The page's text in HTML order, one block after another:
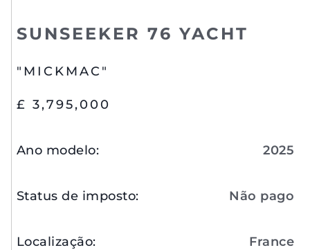
SUNSEEKER 76 YACHT
"MICKMAC"
£ 3,795,000
Ano modelo: 2025
Status de imposto: Não pago
Localização: France